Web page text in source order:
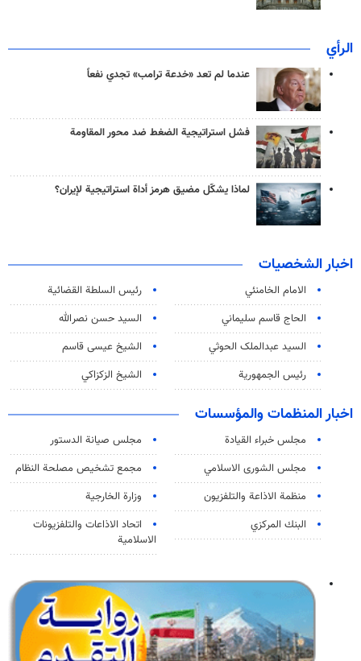
الرأي
عندما لم تعد «خدعة ترامب» تجدي نفعاً
فشل استراتيجية الضغط ضد محور المقاومة
لماذا يشكّل مضيق هرمز أداة استراتيجية لإيران؟
اخبار الشخصيات
الامام الخامنئي
رئیس السلطة القضائیة
الحاج قاسم سليماني
السيد حسن نصرالله
السید عبدالملک الحوثي
الشيخ عيسى قاسم
رئيس الجمهورية
الشيخ الزكزاكي
اخبار المنظمات والمؤسسات
مجلس خبراء القيادة
مجلس صيانة الدستور
مجلس الشورى الاسلامي
مجمع تشخيص مصلحة النظام
منظمة الاذاعة والتلفزیون
وزارة الخارجية
البنك المركزي
اتحاد الاذاعات والتلفزيونات
الاسلامية